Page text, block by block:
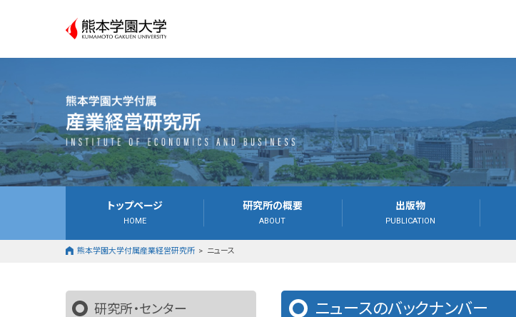
トップページ
HOME
研究所の概要
ABOUT
出版物
PUBLICATION
熊本学園大学付属産業経営研究所 ニュース
ニュースのバックナンバー
研究所・センター